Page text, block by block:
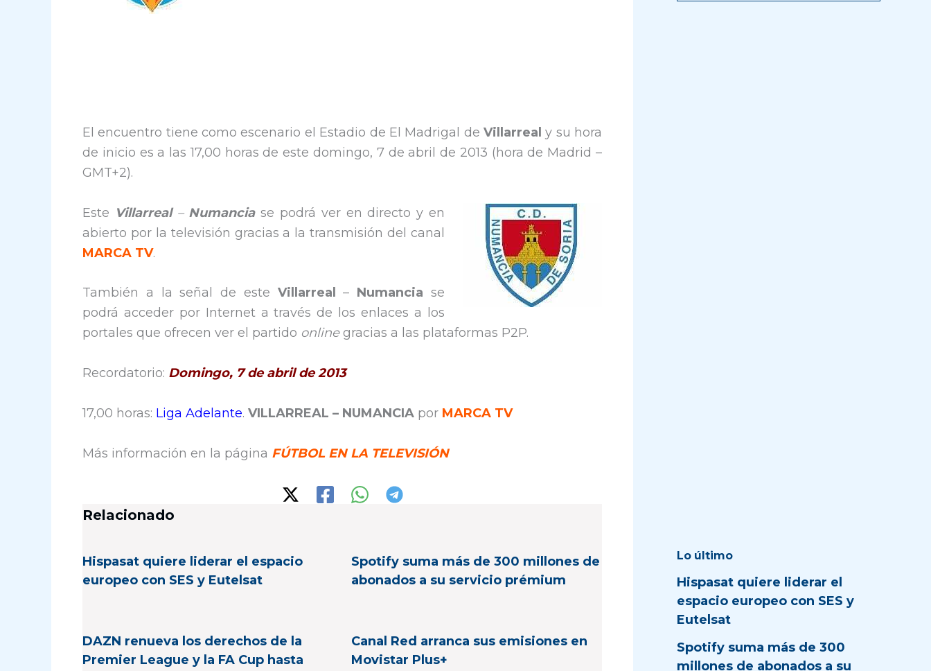
El encuentro tiene como escenario el Estadio de El Madrigal de Villarrealy su hora
de inicio es a las 17,00 horas de este domingo, 7 de abril de 2013 (hora de Madrid –
GMT+2).
Este Villarreal – Numanciase podrá ver en directo y en
abierto por la televisión gracias a la transmisión del canal
MARCA TV.
También a la señal de este Villarreal– Numancia se
podrá acceder por Internet a través de los enlaces a los
portales que ofrecen ver el partido onlinegracias a las plataformas P2P.
Recordatorio: Domingo, 7 de abril de 2013
17,00 horas: Liga Adelante. VILLARREAL – NUMANCIA por MARCA TV
Más información en la página FÚTBOL EN LA TELEVISIÓN
Relacionado
Hispasat quiere liderar el espacio
europeo con SES y Eutelsat
Spotify suma más de 300 millones de
abonados a su servicio prémium
DAZN renueva los derechos de la
Premier League y la FA Cup hasta
Canal Red arranca sus emisiones en
Movistar Plus+
Lo último
Hispasat quiere liderar el
espacio europeo con SES y
Eutelsat
Spotify suma más de 300
millones de abonados a su